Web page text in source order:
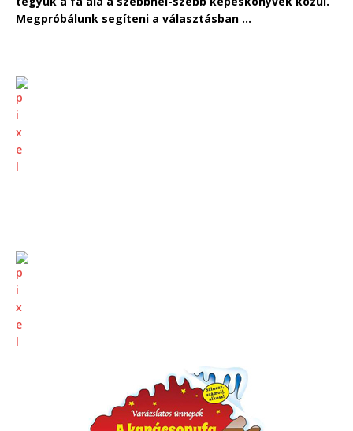
Megpróbálunk segíteni a választásban …